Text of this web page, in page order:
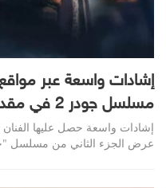
إشادات واسعة عبر
مسلسل جودر 2 في مقدمة السباق الرمضاني
إشادات واسعة حصل عليها الفنان
عرض الجزء الثاني من مسلسل